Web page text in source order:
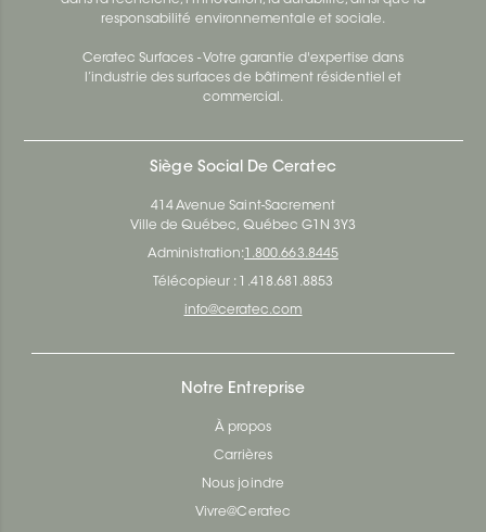
responsabilité environnementale et sociale.
Ceratec Surfaces - Votre garantie d'expertise dans
l’industrie des surfaces de bâtiment résidentiel et
commercial.
Siège Social De Ceratec
414 Avenue Saint-Sacrement
Ville de Québec, Québec G1N 3Y3
Administration: 1.800.663.8445
Télécopieur : 1.418.681.8853
info@ceratec.com
Notre Entreprise
À propos
Carrières
Nous joindre
Vivre@Ceratec